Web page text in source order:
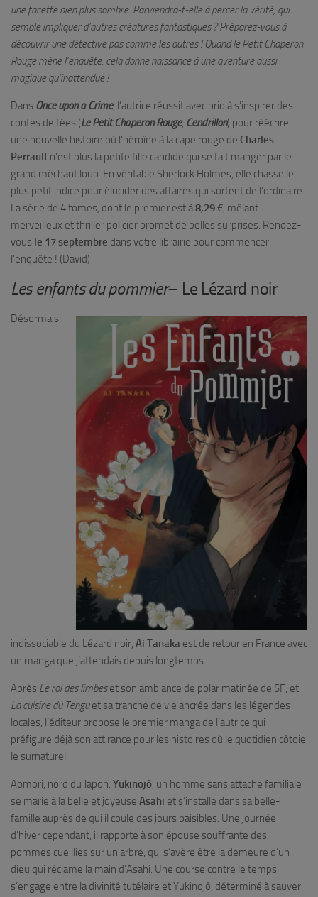
une facette bien plus sombre. Parviendra-t-elle à percer la vérité, qui
semble impliquer d’autres créatures fantastiques ? Préparez-vous à
découvrir une détective pas comme les autres ! Quand le Petit Chaperon
Rouge mène l’enquête, cela donne naissance à une aventure aussi
magique qu’inattendue !
Dans Once upon a Crime, l’autrice réussit avec brio à s’inspirer des
contes de fées (Le Petit Chaperon Rouge, Cendrillon) pour réécrire
une nouvelle histoire où l’héroïne à la cape rouge de Charles
Perrault n’est plus la petite fille candide qui se fait manger par le
grand méchant loup. En véritable Sherlock Holmes, elle chasse le
plus petit indice pour élucider des affaires qui sortent de l’ordinaire.
La série de 4 tomes, dont le premier est à8,29 €, mêlant
merveilleux et thriller policier promet de belles surprises. Rendez-
vous le 17 septembre dans votre librairie pour commencer
l’enquête ! (David)
Les enfants du pommier– Le Lézard noir
Désormais
indissociable du Lézard noir, Ai Tanaka est de retour en France avec
un manga que j’attendais depuis longtemps.
Après Le roi des limbeset son ambiance de polar matinée de SF, et
La cuisine du Tenguet sa tranche de vie ancrée dans les légendes
locales, l’éditeur propose le premier manga de l’autrice qui
préfigure déjà son attirance pour les histoires où le quotidien côtoie
le surnaturel.
Aomori, nord du Japon. Yukinojô, un homme sans attache familiale
se marie à la belle et joyeuse Asahi et s’installe dans sa belle-
famille auprès de qui il coule des jours paisibles. Une journée
d’hiver cependant, il rapporte à son épouse souffrante des
pommes cueillies sur un arbre, qui s’avère être la demeure d’un
dieu qui réclame la main d’Asahi. Une course contre le temps
s’engage entre la divinité tutélaire et Yukinojô, déterminé à sauver